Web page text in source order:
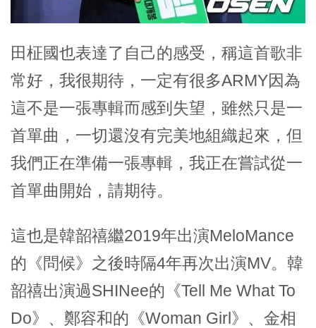
田柾國也表達了自己的感受，稱這首歌非
常好，我很期待，一定有很多ARMY因為
這不是一張專輯而感到失望，雖然只是一
首單曲，一切還沒有完美地組織起來，但
我們正在準備一張專輯，我正在嘗試從一
首單曲開始，請期待。
這也是韓韶禧繼2019年出演MeloMance
的《問候》之後時隔4年再次出演MV。韓
韶禧出演過SHINee的《Tell Me What To
Do》、鄭容和的《Woman Girl》、金相